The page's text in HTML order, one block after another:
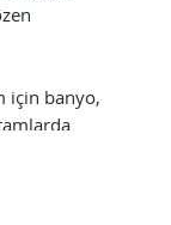
için banyo,